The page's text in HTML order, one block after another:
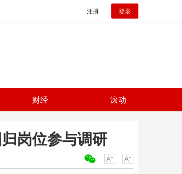
注册 登录
财经 滚动
岗位参与调研